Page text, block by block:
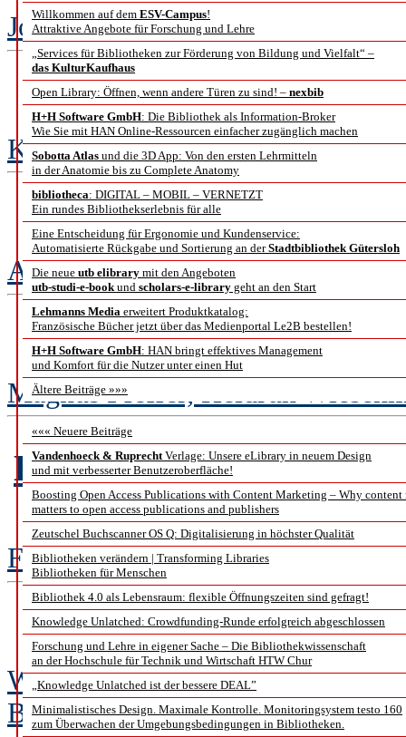
Willkommen auf dem ESV-Campus!
Attraktive Angebote für Forschung und Lehre
„Services für Bibliotheken zur Förderung von Bildung und Vielfalt“ –
das KulturKaufhaus
Open Library: Öffnen, wenn andere Türen zu sind! – nexbib
H+H Software GmbH: Die Bibliothek als Information-Broker
Wie Sie mit HAN Online-Ressourcen einfacher zugänglich machen
Sobotta Atlas und die 3D App: Von den ersten Lehrmitteln
in der Anatomie bis zu Complete Anatomy
bibliotheca: DIGITAL – MOBIL – VERNETZT
Ein rundes Bibliothekserlebnis für alle
Eine Entscheidung für Ergonomie und Kundenservice:
Automatisierte Rückgabe und Sortierung an derStadtbibliothek Gütersloh
Die neue utb elibrary mit den Angeboten
utb-studi-e-bookund scholars-e-library geht an den Start
Lehmanns Media erweitert Produktkatalog:
Französische Bücher jetzt über das Medienportal Le2B bestellen!
H+H Software GmbH: HAN bringt effektives Management
und Komfort für die Nutzer unter einen Hut
Ältere Beiträge »»»
««« Neuere Beiträge
Vandenhoeck & RuprechtVerlage: Unsere eLibrary in neuem Design
und mit verbesserter Benutzeroberfläche!
Boosting Open Access Publications with Content Marketing – Why content
matters to open access publications and publishers
Zeutschel Buchscanner OS Q: Digitalisierung in höchster Qualität
Bibliotheken verändern | Transforming Libraries
Bibliotheken für Menschen
Bibliothek 4.0 als Lebensraum: flexible Öffnungszeiten sind gefragt!
Knowledge Unlatched: Crowdfunding-Runde erfolgreich abgeschlossen
Forschung und Lehre in eigener Sache – Die Bibliothekwissenschaft
an der Hochschule für Technik und Wirtschaft HTW Chur
„Knowledge Unlatched ist der bessere DEAL”
Minimalistisches Design. Maximale Kontrolle. Monitoringsystem testo 160
zum Überwachen der Umgebungsbedingungen in Bibliotheken.
Joachim Kreische
Ein
Klaus-Rainer Brintzinger
Home
Andreas Degkwitz
„Sie haben doch
Magnus Pfeffer, Heidrun
Das Coronavirus und
Frank Scholze, Susanne
Der schnelle Schub
Wie die Corona-Pandemie ein
Buchhandel neue Wege öffnet.